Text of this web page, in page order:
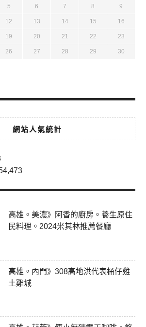
5 6 7 8 9
12 13 14 15 16
19 20 21 22 23
26 27 28 29 30
網站人氣統計
高雄。美濃》阿香的廚房。養生原住
民料理。2024米其林推薦餐廳
高雄。內門》308高地洪代表桶仔雞
土雞城